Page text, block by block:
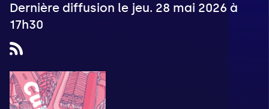
Dernière diffusion le jeu. 28 mai 2026 à
17h30